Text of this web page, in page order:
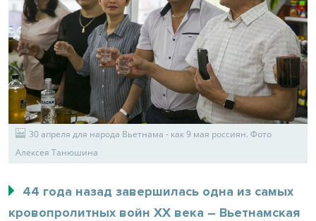
30 апреля для народа Вьетнама - как 9 мая россиян. Фото
Алексея Танюшина
44 года назад завершилась одна из самых
кровопролитных войн ХХ века – Вьетнамская